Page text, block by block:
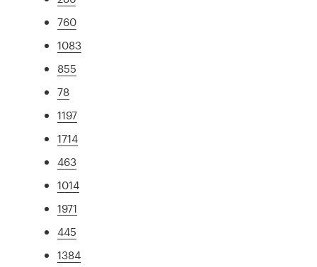
760
1083
855
78
1197
1714
463
1014
1971
445
1384